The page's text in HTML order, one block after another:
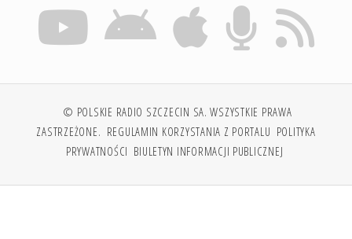
© POLSKIE RADIO SZCZECIN SA. WSZYSTKIE PRAWA
ZASTRZEŻONE. REGULAMIN KORZYSTANIA Z PORTALU POLITYKA
PRYWATNOŚCI BIULETYN INFORMACJI PUBLICZNEJ